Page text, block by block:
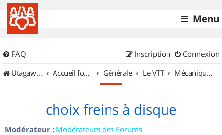
Menu
FAQ Connexion
Inscription
UtagawaVTT (Randos VTT et VTTAE avec traces GPS)
Accueil forum Générale Le VTT Mécanique et Entretiens
choix freins à disque
Modérateur : Modérateurs des Forums